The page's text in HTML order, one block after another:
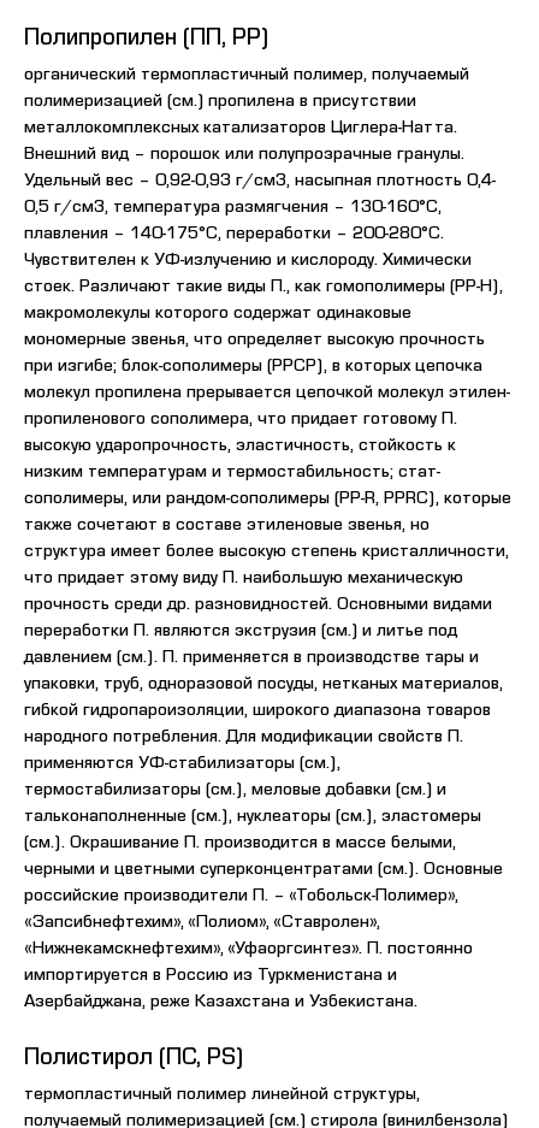
Полипропилен (ПП, PP)
органический термопластичный полимер, получаемый
полимеризацией (см.) пропилена в присутствии
металлокомплексных катализаторов Циглера-Натта.
Внешний вид – порошок или полупрозрачные гранулы.
Удельный вес – 0,92-0,93 г/см3, насыпная плотность 0,4-
0,5 г/см3, температура размягчения – 130-160°С,
плавления – 140-175°С, переработки – 200-280°С.
Чувствителен к УФ-излучению и кислороду. Химически
стоек. Различают такие виды П., как гомополимеры (PP-H),
макромолекулы которого содержат одинаковые
мономерные звенья, что определяет высокую прочность
при изгибе; блок-сополимеры (PPCP), в которых цепочка
молекул пропилена прерывается цепочкой молекул этилен-
пропиленового сополимера, что придает готовому П.
высокую ударопрочность, эластичность, стойкость к
низким температурам и термостабильность; стат-
сополимеры, или рандом-сополимеры (PP-R, PPRC), которые
также сочетают в составе этиленовые звенья, но
структура имеет более высокую степень кристалличности,
что придает этому виду П. наибольшую механическую
прочность среди др. разновидностей. Основными видами
переработки П. являются экструзия (см.) и литье под
давлением (см.). П. применяется в производстве тары и
упаковки, труб, одноразовой посуды, нетканых материалов,
гибкой гидропароизоляции, широкого диапазона товаров
народного потребления. Для модификации свойств П.
применяются УФ-стабилизаторы (см.),
термостабилизаторы (см.), меловые добавки (см.) и
тальконаполненные (см.), нуклеаторы (см.), эластомеры
(см.). Окрашивание П. производится в массе белыми,
черными и цветными суперконцентратами (см.). Основные
российские производители П. – «Тобольск-Полимер»,
«Запсибнефтехим», «Полиом», «Ставролен»,
«Нижнекамскнефтехим», «Уфаоргсинтез». П. постоянно
импортируется в Россию из Туркменистана и
Азербайджана, реже Казахстана и Узбекистана.
Полистирол (ПС, PS)
термопластичный полимер линейной структуры,
получаемый полимеризацией (см.) стирола (винилбензола)